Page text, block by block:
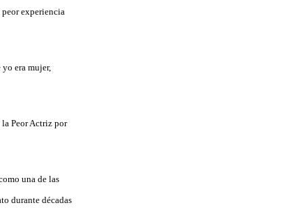
peor experiencia
era mujer,
Peor Actriz por
una de las
durante décadas